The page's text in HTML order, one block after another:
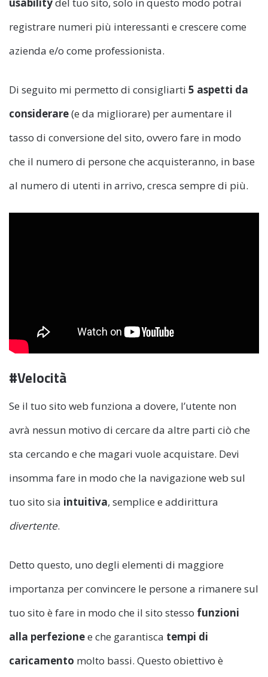
registrare numeri più interessanti e crescere come
azienda e/o come professionista.
Di seguito mi permetto di consigliarti 5 aspetti da
considerare(e da migliorare) per aumentare il
tasso di conversione del sito, ovvero fare in modo
che il numero di persone che acquisteranno, in base
al numero di utenti in arrivo, cresca sempre di più.
#Velocità
Se il tuo sito web funziona a dovere, l’utente non
avrà nessun motivo di cercare da altre parti ciò che
sta cercando e che magari vuole acquistare. Devi
insomma fare in modo che la navigazione web sul
tuo sito sia intuitiva, semplice e addirittura
divertente.
Detto questo, uno degli elementi di maggiore
importanza per convincere le persone a rimanere sul
tuo sito è fare in modo che il sito stesso funzioni
alla perfezionee che garantisca tempi di
caricamento molto bassi. Questo obiettivo è